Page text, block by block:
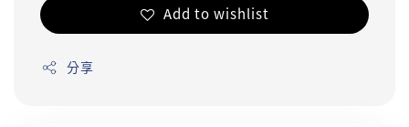
Add to wishlist
分享